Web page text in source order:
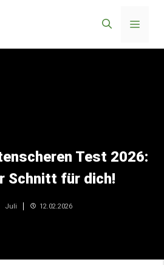
Menü
Test 2026:
Schnitt für dich!
Juli 12.02.2026